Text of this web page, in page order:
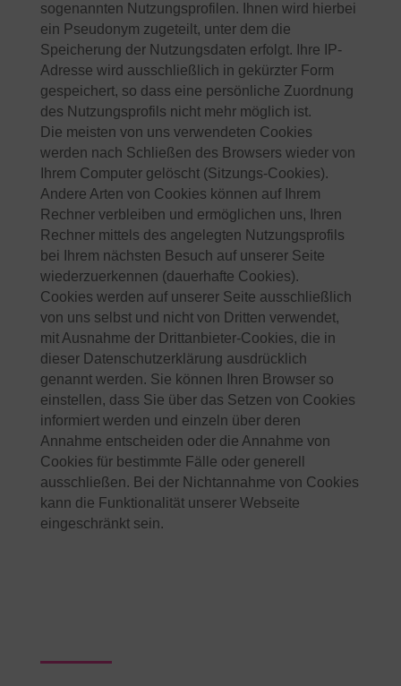
sogenannten Nutzungsprofilen. Ihnen wird hierbei
ein Pseudonym zugeteilt, unter dem die
Speicherung der Nutzungsdaten erfolgt. Ihre IP-
Adresse wird ausschließlich in gekürzter Form
gespeichert, so dass eine persönliche Zuordnung
des Nutzungsprofils nicht mehr möglich ist.
Die meisten von uns verwendeten Cookies
werden nach Schließen des Browsers wieder von
Ihrem Computer gelöscht (Sitzungs-Cookies).
Andere Arten von Cookies können auf Ihrem
Rechner verbleiben und ermöglichen uns, Ihren
Rechner mittels des angelegten Nutzungsprofils
bei Ihrem nächsten Besuch auf unserer Seite
wiederzuerkennen (dauerhafte Cookies).
Cookies werden auf unserer Seite ausschließlich
von uns selbst und nicht von Dritten verwendet,
mit Ausnahme der Drittanbieter-Cookies, die in
dieser Datenschutzerklärung ausdrücklich
genannt werden. Sie können Ihren Browser so
einstellen, dass Sie über das Setzen von Cookies
informiert werden und einzeln über deren
Annahme entscheiden oder die Annahme von
Cookies für bestimmte Fälle oder generell
ausschließen. Bei der Nichtannahme von Cookies
kann die Funktionalität unserer Webseite
eingeschränkt sein.